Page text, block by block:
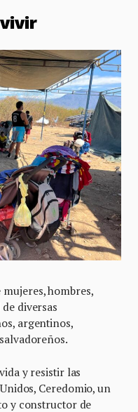
hombres,
diversas
argentinos,
y resistir las
Ceredomio, un
y constructor de